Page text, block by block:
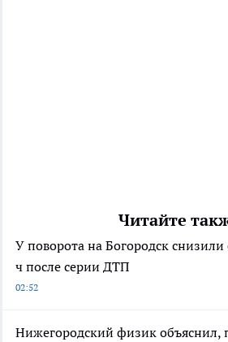
Читайте
У поворота на Богородск
ч после серии ДТП
02:52
Нижегородский физик объяснил,